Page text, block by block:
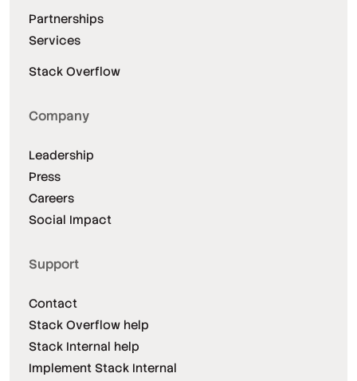
Partnerships
Services
Stack Overflow
Company
Leadership
Press
Careers
Social Impact
Support
Contact
Stack Overflow help
Stack Internal help
Implement Stack Internal